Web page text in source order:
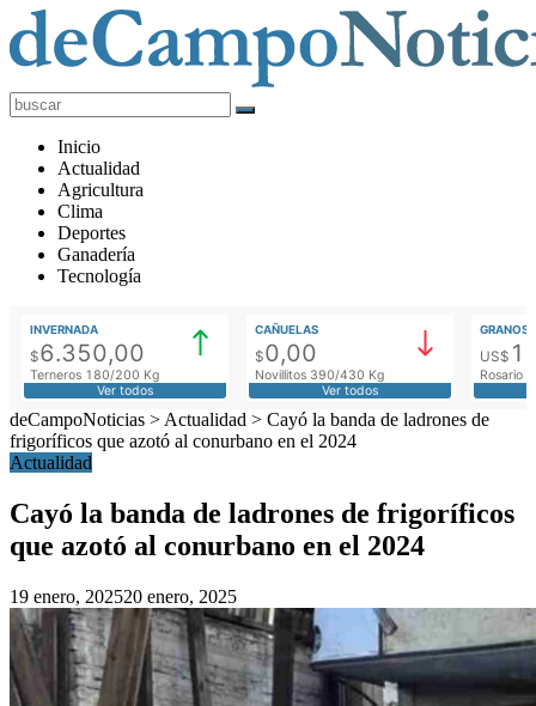
deCampoNoticias
Actualidad
Agropecuaria
Inicio
Actualidad
Agricultura
Clima
Deportes
Ganadería
Tecnología
INVERNADA
$6.350,00
Terneros 180/200 Kg
Ver todos
CAÑUELAS
$0,00
Novillitos 390/430 Kg
Ver todos
GRANOS
US$
Rosario
deCampoNoticias > Actualidad > Cayó la banda de ladrones de
frigoríficos que azotó al conurbano en el 2024
Actualidad
Cayó la banda de ladrones de frigoríficos
que azotó al conurbano en el 2024
19 enero, 202520 enero, 2025